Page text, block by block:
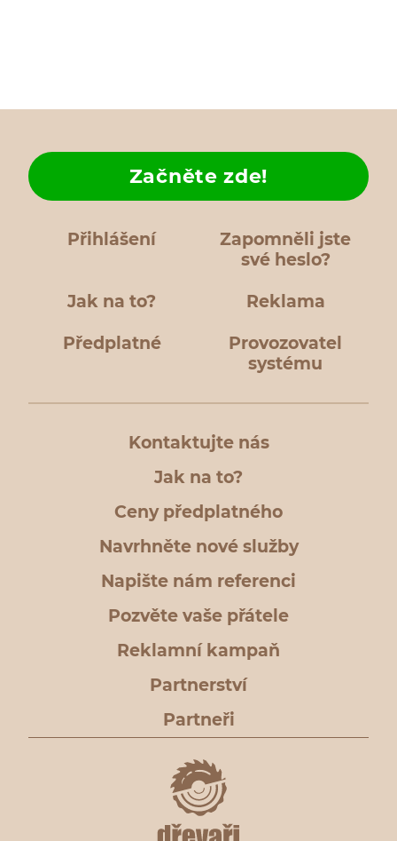
Přihlášení
Zapomněli jste
své heslo?
Jak na to?
Začněte zde!
Reklama
Předplatné
Provozovatel
systému
Kontaktujte nás
Jak na to?
Ceny předplatného
Navrhněte nové služby
Napište nám referenci
Pozvěte vaše přátele
Reklamní kampaň
Partnerství
Partneři